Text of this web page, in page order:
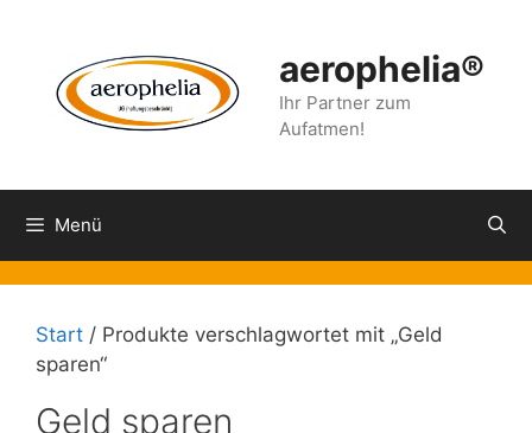
springen
aerophelia®
Ihr Partner zum
Aufatmen!
Menü
Start / Produkte verschlagwortet mit „Geld
sparen“
Geld sparen